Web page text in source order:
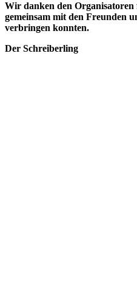
Wir danken den
gemeinsam mit den Freunden
verbringen konnten.
Der Schreiberling